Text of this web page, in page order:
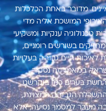
מדובר באחת הכלכלות
המושכת אליה מדי
טכנולוגיה ענקיות ומשקיעי
בשורשים רומניים,
חיים גבוהה בעלויות
במאמר זה נסקור
בערים כמו בוקרשט
הגבוהה המצוינת,
מעבר למסמך נסיעה, אלא